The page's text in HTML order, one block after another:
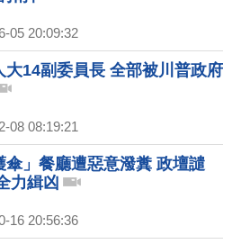
05 20:09:32
大14副委員長 全部被川普政府
08 08:19:21
傘」餐廳遭惡意潑糞 政壇譴
力緝凶
16 20:56:36